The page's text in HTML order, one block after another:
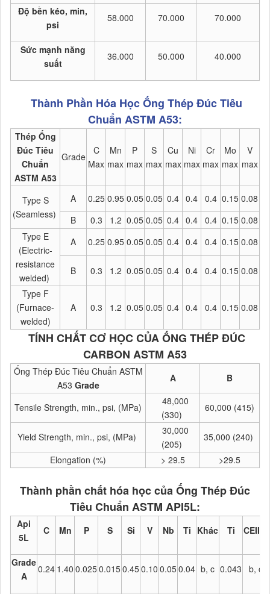
Độ bền kéo, min,
psi
58.000 70.000 70.000
Sức mạnh năng
suất
36.000 50.000 40.000
Thành Phần Hóa Học Ống Thép Đúc Tiêu
Chuẩn ASTM A53:
Thép Ống
Đúc Tiêu
Chuẩn
ASTM A53
Grade
C
Max
Mn
max
P
max
S
max
Cu
max
Ni
max
Cr
max
Mo
max
V
max
Type S
(Seamless)
A 0.25 0.95 0.05 0.05 0.4 0.4 0.4 0.15 0.08
B
0.3 1.2 0.05 0.05 0.4 0.4 0.4 0.15 0.08
Type E
(Electric-
resistance
welded)
A 0.25 0.95 0.05 0.05 0.4 0.4 0.4 0.15 0.08
B 0.3 1.2 0.05 0.05 0.4 0.4 0.4 0.15 0.08
Type F
(Furnace-
welded)
A 0.3 1.2 0.05 0.05 0.4 0.4 0.4 0.15 0.08
TÍNH CHẤT CƠ HỌC CỦA ỐNG THÉP ĐÚC
CARBON ASTM A53
Ống Thép Đúc Tiêu Chuẩn ASTM
A53 Grade
A B
Tensile Strength, min., psi, (MPa)
48,000
(330)
60,000 (415)
Yield Strength, min., psi, (MPa)
30,000
(205)
35,000 (240)
Elongation (%)
> 29.5 >29.5
Thành phần chất hóa học của Ống Thép Đúc
Tiêu Chuẩn ASTM API5L:
Api
5L
C Mn P S Si V Nb Ti Khác Ti CEIIW
Grade
A
0.24 1.40 0.0250.0150.450.10 0.050.04 b, c 0.043 b, c